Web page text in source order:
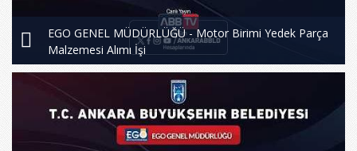
EGO GENEL MÜDÜRLÜĞÜ - Motor Birimi Yedek Parça
Malzemesi Alımı İşi